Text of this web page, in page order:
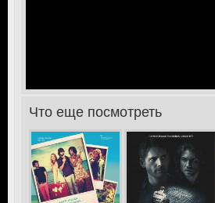
>Что еще посмотреть